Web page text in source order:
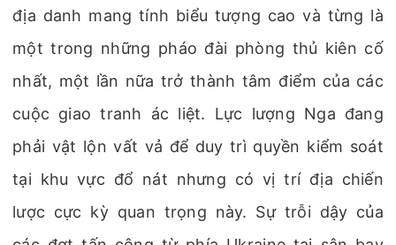
địa danh mang tính biểu tượng cao và từng là
một trong những pháo đài phòng thủ kiên cố
nhất, một lần nữa trở thành tâm điểm của các
cuộc giao tranh ác liệt. Lực lượng Nga đang
phải vật lộn vất vả để duy trì quyền kiểm soát
tại khu vực đổ nát nhưng có vị trí địa chiến
lược cực kỳ quan trọng này. Sự trỗi dậy của